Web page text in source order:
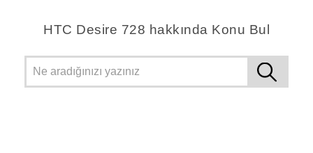
HTC Desire 728 hakkında Konu Bul